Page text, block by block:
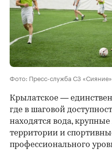
Фото: Пресс-служба СЗ «Сияние»
Крылатское —
где в шаговой
находятся вода,
территории и
профессионального